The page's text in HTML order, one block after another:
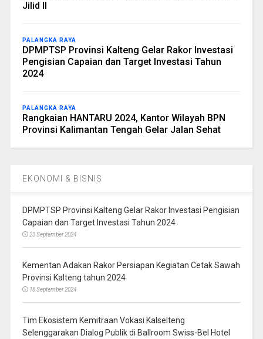
Jilid II
PALANGKA RAYA
DPMPTSP Provinsi Kalteng Gelar Rakor Investasi
Pengisian Capaian dan Target Investasi Tahun
2024
PALANGKA RAYA
Rangkaian HANTARU 2024, Kantor Wilayah BPN
Provinsi Kalimantan Tengah Gelar Jalan Sehat
EKONOMI & BISNIS
DPMPTSP Provinsi Kalteng Gelar Rakor Investasi Pengisian
Capaian dan Target Investasi Tahun 2024
23 September 2024
Kementan Adakan Rakor Persiapan Kegiatan Cetak Sawah
Provinsi Kalteng tahun 2024
18 September 2024
Tim Ekosistem Kemitraan Vokasi Kalselteng
Selenggarakan Dialog Publik di Ballroom Swiss-Bel Hotel